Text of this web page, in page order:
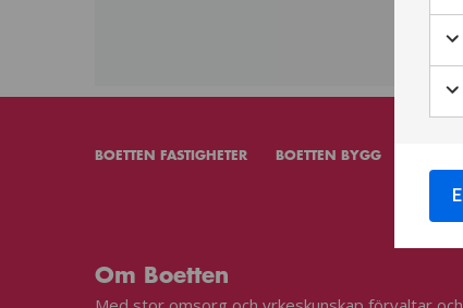
BOETTEN FASTIGHETER BOETTEN BYGG
Om Boetten